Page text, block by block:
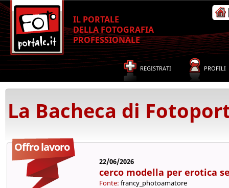
IL PORTALE
DELLA FOTOGRAFIA
PROFESSIONALE
REGISTRATI PROFILI
La Bacheca di
Offro lavoro
22/06/2026
cerco modella per erotica
Fonte: francy_photoamatore